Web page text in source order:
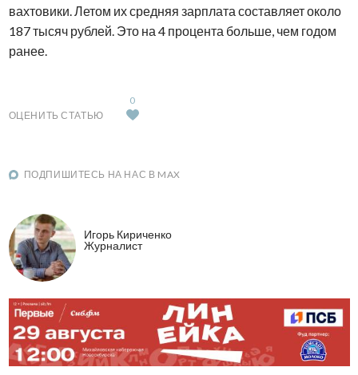
вахтовики. Летом их средняя зарплата составляет около
187 тысяч рублей. Это на 4 процента больше, чем годом
ранее.
ОЦЕНИТЬ СТАТЬЮ
0
ПОДПИШИТЕСЬ НА НАС В MAX
Игорь Кириченко
Журналист